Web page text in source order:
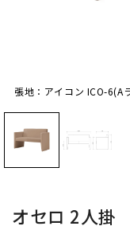
張地：アイコ
張地：アイコン ICO-6(A
オセロ 2人掛